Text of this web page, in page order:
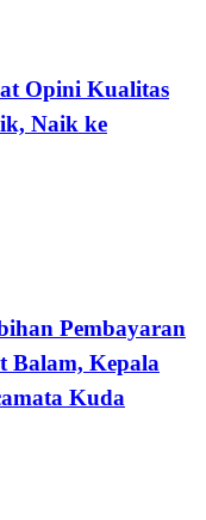
Opini Kualitas
Naik ke
Pembayaran
Balam, Kepala
Kuda